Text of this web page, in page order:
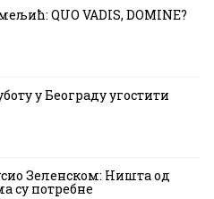
QUO VADIS, DOMINE?
у Београду угостити
Зеленском: Ништа од
су потребне